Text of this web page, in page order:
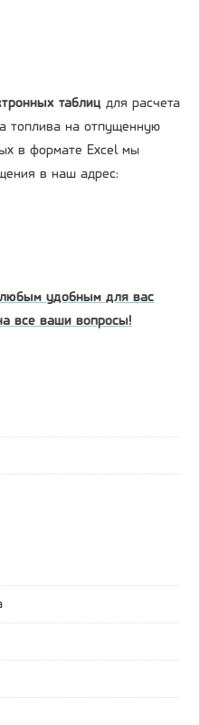
таблиц для расчета
топлива на отпущенную
в формате Excel мы
в наш адрес:
удобным для вас
все ваши вопросы!